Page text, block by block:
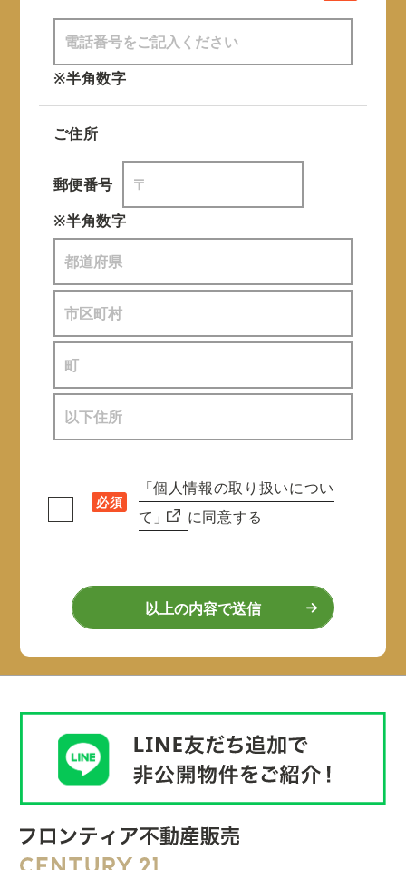
※半角数字
ご住所
郵便番号
※半角数字
必須
「個人情報の取り扱いについ
て」
に同意する
以上の内容で送信